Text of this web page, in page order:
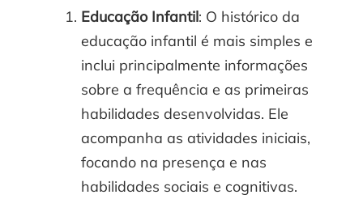
Educação Infantil: O histórico da
educação infantil é mais simples e
inclui principalmente informações
sobre a frequência e as primeiras
habilidades desenvolvidas. Ele
acompanha as atividades iniciais,
focando na presença e nas
habilidades sociais e cognitivas.